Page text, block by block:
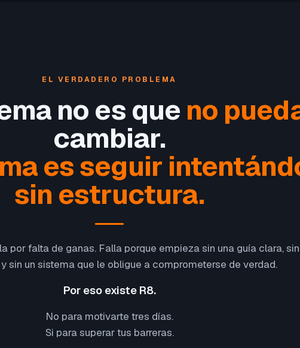
EL VERDADERO PROBLEMA
no es que no
cambiar.
es seguir
sin estructura.
por falta de ganas. Falla porque empieza sin una guía clara, sin
sin un sistema que le obligue a comprometerse de verdad.
Por eso existe R8.
No para motivarte tres días.
Si para superar tus barreras.